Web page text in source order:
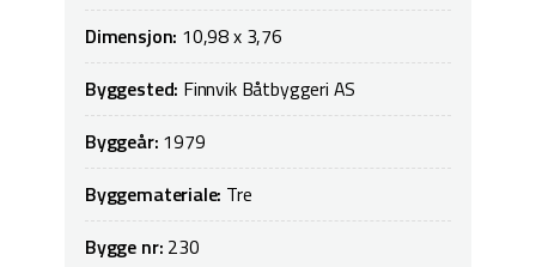
Dimensjon: 10,98 x 3,76
Byggested: Finnvik Båtbyggeri AS
Byggeår: 1979
Byggemateriale: Tre
Bygge nr: 230